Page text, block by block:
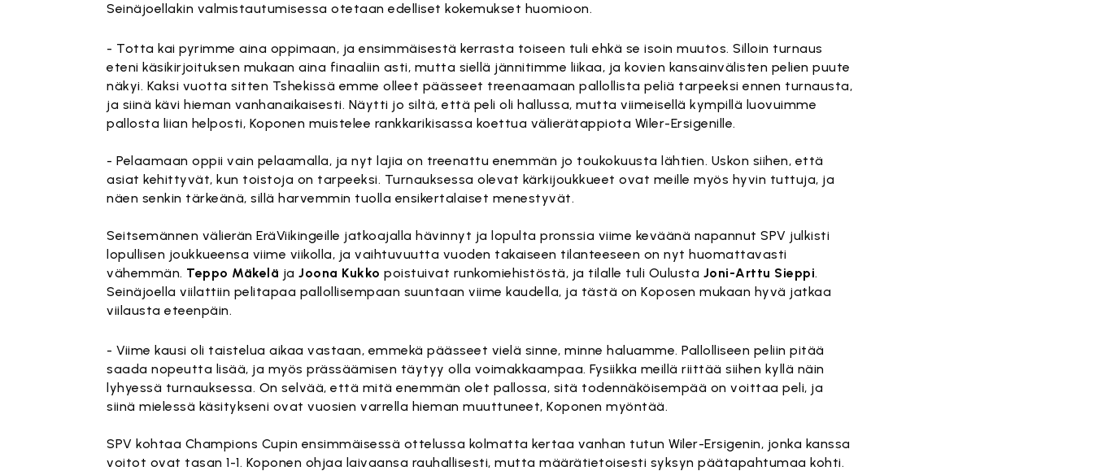
Seinäjoellakin valmistautumisessa otetaan edelliset kokemukset huomioon.
- Totta kai pyrimme aina oppimaan, ja ensimmäisestä kerrasta toiseen tuli ehkä se isoin muutos. Silloin turnaus
eteni käsikirjoituksen mukaan aina finaaliin asti, mutta siellä jännitimme liikaa, ja kovien kansainvälisten pelien puute
näkyi. Kaksi vuotta sitten Tshekissä emme olleet päässeet treenaamaan pallollista peliä tarpeeksi ennen turnausta,
ja siinä kävi hieman vanhanaikaisesti. Näytti jo siltä, että peli oli hallussa, mutta viimeisellä kympillä luovuimme
pallosta liian helposti, Koponen muistelee rankkarikisassa koettua välierätappiota Wiler-Ersigenille.
- Pelaamaan oppii vain pelaamalla, ja nyt lajia on treenattu enemmän jo toukokuusta lähtien. Uskon siihen, että
asiat kehittyvät, kun toistoja on tarpeeksi. Turnauksessa olevat kärkijoukkueet ovat meille myös hyvin tuttuja, ja
näen senkin tärkeänä, sillä harvemmin tuolla ensikertalaiset menestyvät.
Seitsemännen välierän EräViikingeille jatkoajalla hävinnyt ja lopulta pronssia viime keväänä napannut SPV julkisti
lopullisen joukkueensa viime viikolla, ja vaihtuvuutta vuoden takaiseen tilanteeseen on nyt huomattavasti
vähemmän. Teppo Mäkelä jaJoona Kukko poistuivat runkomiehistöstä, ja tilalle tuli Oulusta Joni-Arttu Sieppi.
Seinäjoella viilattiin pelitapaa pallollisempaan suuntaan viime kaudella, ja tästä on Koposen mukaan hyvä jatkaa
viilausta eteenpäin.
- Viime kausi oli taistelua aikaa vastaan, emmekä päässeet vielä sinne, minne haluamme. Pallolliseen peliin pitää
saada nopeutta lisää, ja myös prässäämisen täytyy olla voimakkaampaa. Fysiikka meillä riittää siihen kyllä näin
lyhyessä turnauksessa. On selvää, että mitä enemmän olet pallossa, sitä todennäköisempää on voittaa peli, ja
siinä mielessä käsitykseni ovat vuosien varrella hieman muuttuneet, Koponen myöntää.
SPV kohtaa Champions Cupin ensimmäisessä ottelussa kolmatta kertaa vanhan tutun Wiler-Ersigenin, jonka kanssa
voitot ovat tasan 1-1. Koponen ohjaa laivaansa rauhallisesti, mutta määrätietoisesti syksyn päätapahtumaa kohti.